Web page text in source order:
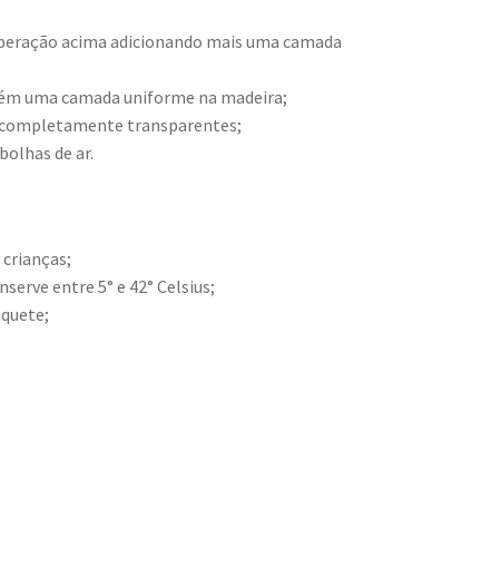
acima adicionando mais uma camada
uma camada uniforme na madeira;
completamente transparentes;
de ar.
entre 5° e 42° Celsius;